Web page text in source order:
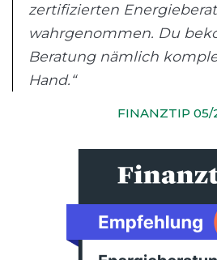
zertifizierten
wahrgenommen. Du
Beratung nämlich
Hand.“
FINANZTIP